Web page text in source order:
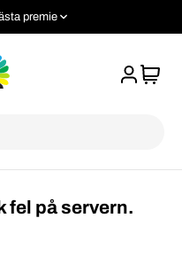
premie
fel på servern.